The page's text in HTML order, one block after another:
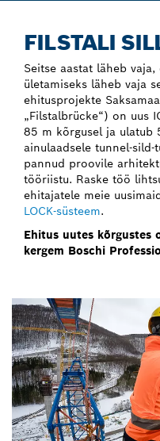
FILSTALI
Seitse aastat läheb
ületamiseks läheb vaja
ehitusprojekte
„Filstalbrücke“) on uus
85 m kõrgusel ja ulatub
ainulaadsele tunnel-
pannud proovile
tööriistu. Raske töö
ehitajatele meie
LOCK-süsteem.
Ehitus uutes kõrgustes
kergem Boschi